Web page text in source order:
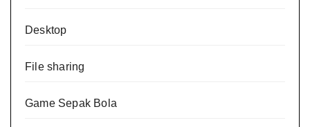
Desktop
File sharing
Game Sepak Bola